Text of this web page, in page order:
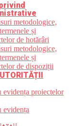
metodologice,
și
de hotărâri
metodologice,
și
de dispoziții
evidența proiectelor
evidența